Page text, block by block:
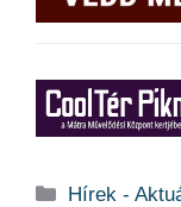
Kategória
Hírek -